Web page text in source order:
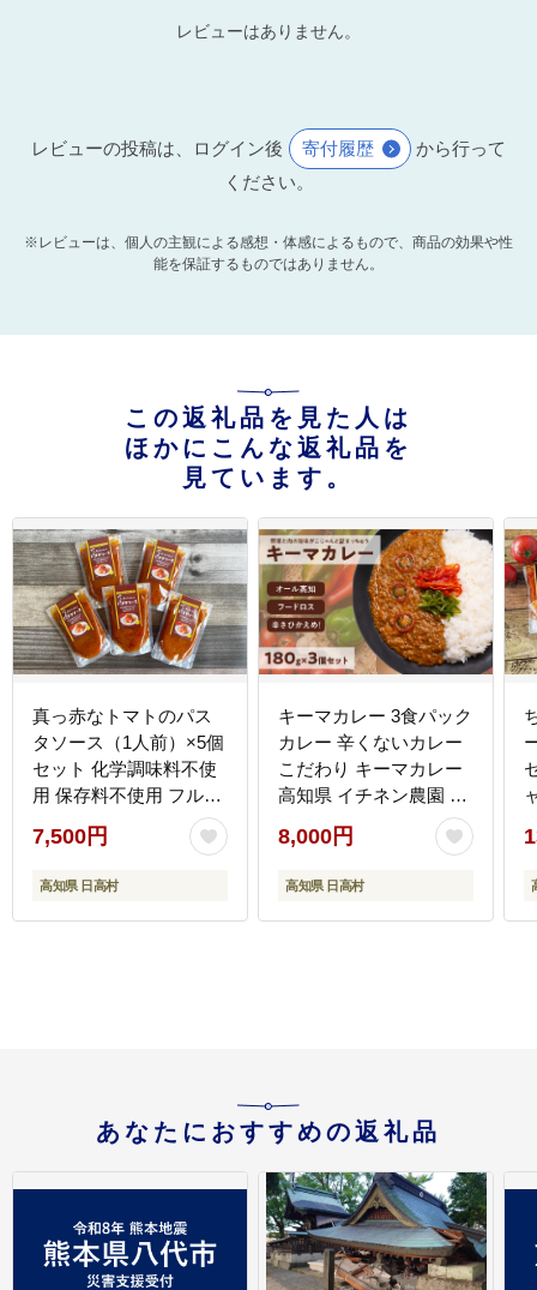
レビューはありません。
レビューの投稿は、ログイン後 寄付履歴
から行って
ください。
※レビューは、個人の主観による感想・体感によるもので、商品の効果や性
能を保証するものではありません。
この返礼品を見た人は
ほかにこんな返礼品を
見ています。
真っ赤なトマトのパス
タソース（1人前）×5個
セット 化学調味料不使
用 保存料不使用 フルー
ツトマト ソース
7,500円
高知県 日高村
キーマカレー 3食パック
カレー 辛くないカレー
こだわり キーマカレー
高知県 イチネン農園 小
川精肉店 ミニトマト 食
品ロス削減
8,000円
高知県 日高村
あなたにおすすめの返礼品